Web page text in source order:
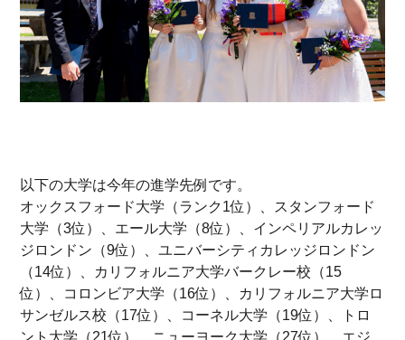
以下の大学は今年の進学先例です。
オックスフォード大学（ランク1位）、スタンフォード
大学（3位）、エール大学（8位）、インペリアルカレッ
ジロンドン（9位）、ユニバーシティカレッジロンドン
（14位）、カリフォルニア大学バークレー校（15
位）、コロンビア大学（16位）、カリフォルニア大学ロ
サンゼルス校（17位）、コーネル大学（19位）、トロ